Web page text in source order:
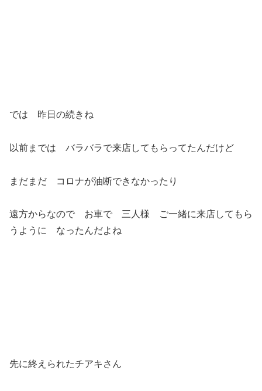
では 昨日の続きね
以前までは バラバラで来店してもらってたんだけど
まだまだ コロナが油断できなかったり
遠方からなので お車で 三人様 ご一緒に来店してもら
うように なったんだよね
先に終えられたチアキさん